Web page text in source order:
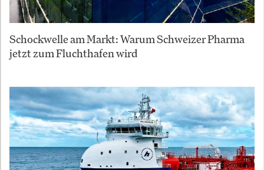
Schockwelle am Markt: Warum Schweizer Pharma
jetzt zum Fluchthafen wird